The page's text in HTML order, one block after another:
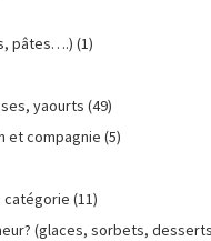
pâtes….) (1)
yaourts (49)
et compagnie (5)
catégorie (11)
(glaces, sorbets,